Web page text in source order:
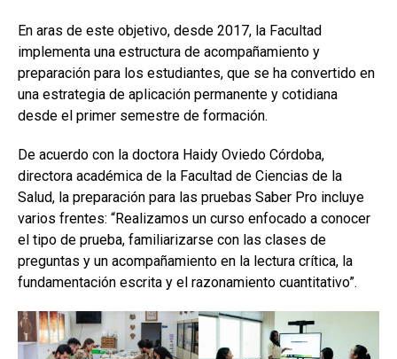
En aras de este objetivo, desde 2017, la Facultad
implementa una estructura de acompañamiento y
preparación para los estudiantes, que se ha convertido en
una estrategia de aplicación permanente y cotidiana
desde el primer semestre de formación.
De acuerdo con la doctora Haidy Oviedo Córdoba,
directora académica de la Facultad de Ciencias de la
Salud, la preparación para las pruebas Saber Pro incluye
varios frentes: “Realizamos un curso enfocado a conocer
el tipo de prueba, familiarizarse con las clases de
preguntas y un acompañamiento en la lectura crítica, la
fundamentación escrita y el razonamiento cuantitativo”.